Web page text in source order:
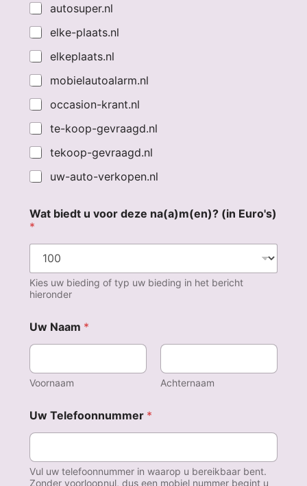
autosuper.nl
elke-plaats.nl
elkeplaats.nl
mobielautoalarm.nl
occasion-krant.nl
te-koop-gevraagd.nl
tekoop-gevraagd.nl
uw-auto-verkopen.nl
Wat biedt u voor deze na(a)m(en)? (in Euro's)
*
Kies uw bieding of typ uw bieding in het bericht
hieronder
Uw Naam *
Voornaam Achternaam
e
l
f
o
o
Uw Telefoonnummer *
Vul uw telefoonnummer in waarop u bereikbaar bent.
Zonder voorloopnul, dus een mobiel nummer begint u